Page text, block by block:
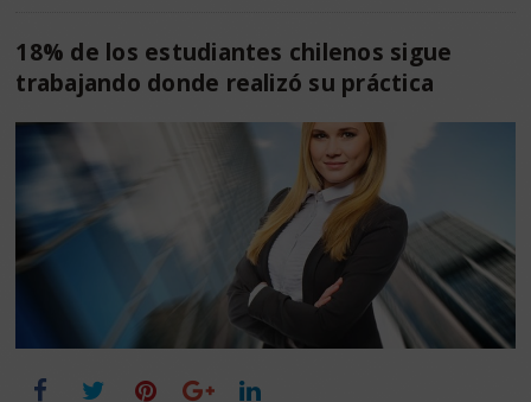
18% de los estudiantes chilenos sigue
trabajando donde realizó su práctica